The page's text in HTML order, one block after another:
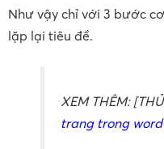
Như vậy chỉ với 3 bước
lặp lại tiêu đề.
XEM THÊM:
trang trong word